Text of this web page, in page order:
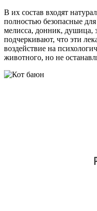
В их состав входят
полностью безопасные
мелисса, донник, душица,
подчеркивают, что эти
воздействие на
животного, но не